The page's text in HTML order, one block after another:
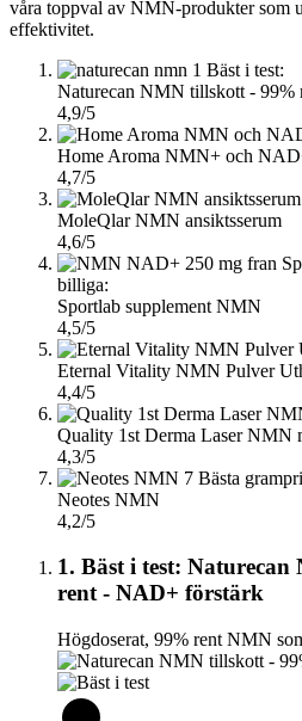
våra toppval av NMN-produkter som
effektivitet.
1 Bäst i test:
Naturecan NMN tillskott -
4,9/5
Home Aroma NMN+ och
4,7/5
MoleQlar NMN ansiktsserum
4,6/5
billiga:
Sportlab supplement NMN
4,5/5
Eternal Vitality NMN Pulver
4,4/5
Quality 1st Derma Laser NMN
4,3/5
7 Bästa
Neotes NMN
4,2/5
1. Bäst i test:
rent - NAD+ förstärk
Högdoserat, 99% rent NMN